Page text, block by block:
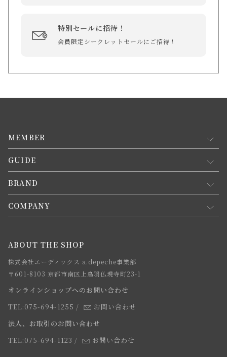
特別セールに招待！
会員限定シークレットセールにご招待！
MEMBER
マイページ
新規会員登録
会員規約について
GUIDE
お買い物ガイド
会員登録について
お支払方法について
お届けについて
よくあるご質問
BRAND
コンセプト
webカタログ
COMPANY
店舗一覧
求人情報
法人のお客様
スタッフ
ABOUT THE SHOP
株式会社エーディックス a.depeche事業部
〒601-8103 京都市南区上鳥羽仏現寺町23-1
オンラインショップへのお問い合わせ
TEL:075-694-1255 /
お問い合わせ
法人、お取引のお問い合わせ
TEL:075-694-1123 / お問い合わせ